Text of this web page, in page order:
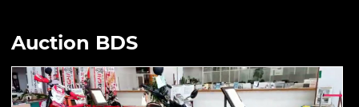
Auction BDS